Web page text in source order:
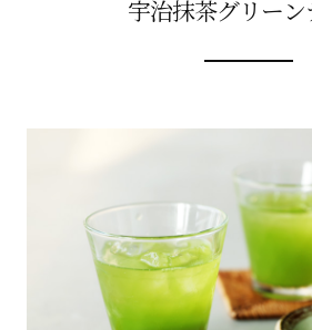
宇治抹茶グリーン